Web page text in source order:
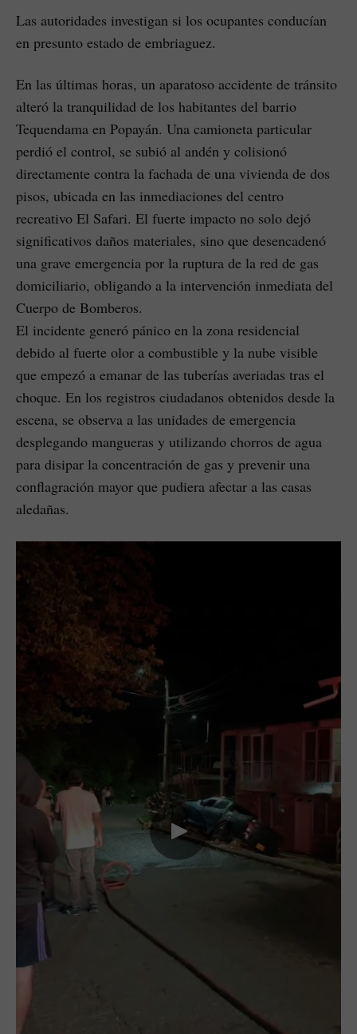
Las autoridades investigan si los ocupantes conducían
en presunto estado de embriaguez.
En las últimas horas, un aparatoso accidente de tránsito
alteró la tranquilidad de los habitantes del barrio
Tequendama en Popayán. Una camioneta particular
perdió el control, se subió al andén y colisionó
directamente contra la fachada de una vivienda de dos
pisos, ubicada en las inmediaciones del centro
recreativo El Safari. El fuerte impacto no solo dejó
significativos daños materiales, sino que desencadenó
una grave emergencia por la ruptura de la red de gas
domiciliario, obligando a la intervención inmediata del
Cuerpo de Bomberos.
El incidente generó pánico en la zona residencial
debido al fuerte olor a combustible y la nube visible
que empezó a emanar de las tuberías averiadas tras el
choque. En los registros ciudadanos obtenidos desde la
escena, se observa a las unidades de emergencia
desplegando mangueras y utilizando chorros de agua
para disipar la concentración de gas y prevenir una
conflagración mayor que pudiera afectar a las casas
aledañas.